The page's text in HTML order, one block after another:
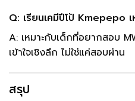
Q: เรียนเคมีปีโป้ Kmepepo เ
A: เหมาะกับเด็กที่อยากสอบ
เข้าใจเชิงลึก ไม่ใช่แค่สอบผ่าน
สรุป